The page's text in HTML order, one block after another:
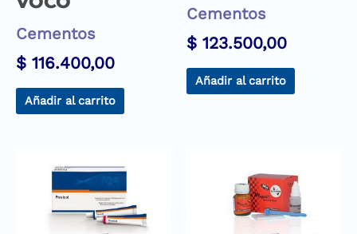
Cementos
$ 116.400,00
Añadir al carrito
Cementos
$ 123.500,00
Añadir al carrito